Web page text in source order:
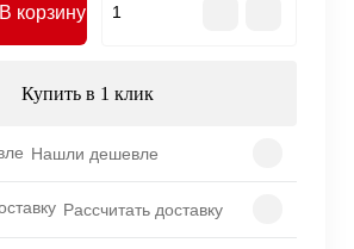
В корзину
Купить в 1 клик
Нашли дешевле
Рассчитать доставку